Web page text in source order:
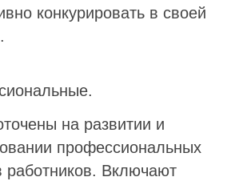
конкурировать в своей
на развитии и
профессиональных
работников. Включают